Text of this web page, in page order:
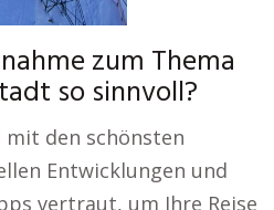
zum Thema
so sinnvoll?
mit den schönsten
Entwicklungen und
vertraut, um Ihre Reise